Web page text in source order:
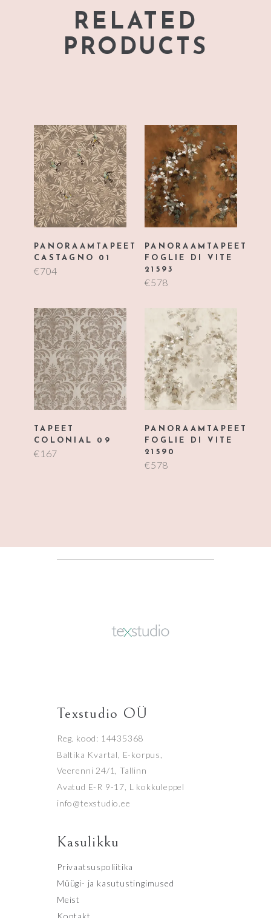
RELATED
PRODUCTS
PANORAAMTAPEET
CASTAGNO 01
€704
PANORAAMTAPEET
FOGLIE DI VITE
21593
€578
TAPEET
COLONIAL 09
€167
PANORAAMTAPEET
FOGLIE DI VITE
21590
€578
Texstudio OÜ
Reg. kood: 14435368
Baltika Kvartal, E-korpus,
Veerenni 24/1, Tallinn
Avatud E-R 9-17, L kokkuleppel
info@texstudio.ee
Kasulikku
Privaatsuspoliitika
Müügi- ja kasutustingimused
Meist
Kontakt